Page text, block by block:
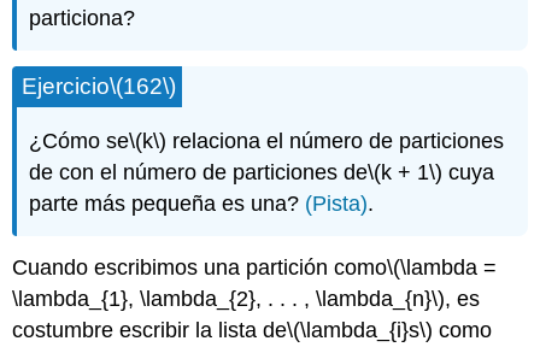
particiona?
Ejercicio\(162\)
¿Cómo se\(k\) relaciona el número de particiones
de con el número de particiones de\(k + 1\) cuya
parte más pequeña es una? (Pista).
Cuando escribimos una partición como\(\lambda =
\lambda_{1}, \lambda_{2}, . . . , \lambda_{n}\), es
costumbre escribir la lista de\(\lambda_{i}s\) como